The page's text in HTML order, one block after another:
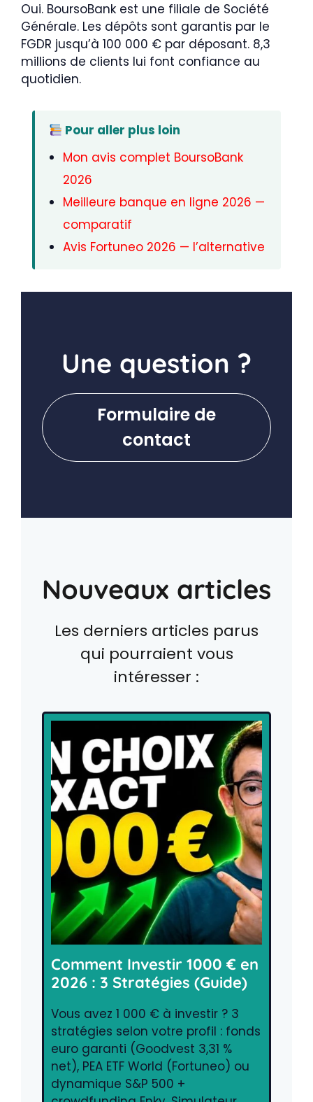
Oui. BoursoBank est une filiale de Société
Générale. Les dépôts sont garantis par le
FGDR jusqu’à 100 000 € par déposant. 8,3
millions de clients lui font confiance au
quotidien.
Pour aller plus loin
Mon avis complet BoursoBank
2026
Meilleure banque en ligne 2026 —
comparatif
Avis Fortuneo 2026 — l’alternative
Une question ?
Formulaire de
contact
Nouveaux articles
Les derniers articles parus
qui pourraient vous
intéresser :
Comment Investir 1000 € en
2026 : 3 Stratégies (Guide)
Vous avez 1 000 € à investir ? 3
stratégies selon votre profil : fonds
euro garanti (Goodvest 3,31 %
net), PEA ETF World (Fortuneo) ou
dynamique S&P 500 +